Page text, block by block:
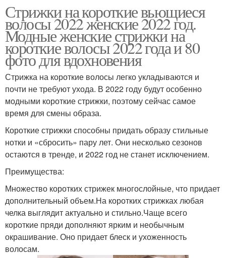
Стрижки на короткие вьющиеся
волосы 2022 женские 2022 год.
Модные женские стрижки на
короткие волосы 2022 года и 80
фото для вдохновения
Стрижка на короткие волосы легко укладываются и
почти не требуют ухода. В 2022 году будут особенно
модными короткие стрижки, поэтому сейчас самое
время для смены образа.
Короткие стрижки способны придать образу стильные
нотки и «сбросить» пару лет. Они несколько сезонов
остаются в тренде, и 2022 год не станет исключением.
Преимущества:
Множество коротких стрижек многослойные, что придает
дополнительный объем.На коротких стрижках любая
челка выглядит актуально и стильно.Чаще всего
короткие пряди дополняют ярким и необычным
окрашивание. Оно придает блеск и ухоженность
волосам.